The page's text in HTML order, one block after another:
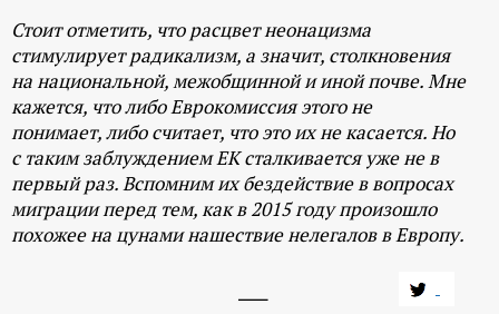
Стоит отметить, что расцвет неонацизма
стимулирует радикализм, а значит, столкновения
на национальной, межобщинной и иной почве. Мне
кажется, что либо Еврокомиссия этого не
понимает, либо считает, что это их не касается. Но
с таким заблуждением ЕК сталкивается уже не в
первый раз. Вспомним их бездействие в вопросах
миграции перед тем, как в 2015 году произошло
похожее на цунами нашествие нелегалов в Европу.